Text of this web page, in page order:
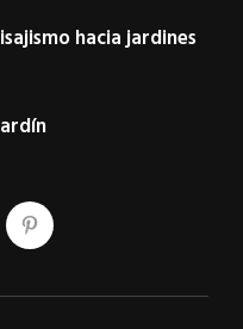
hacia jardines